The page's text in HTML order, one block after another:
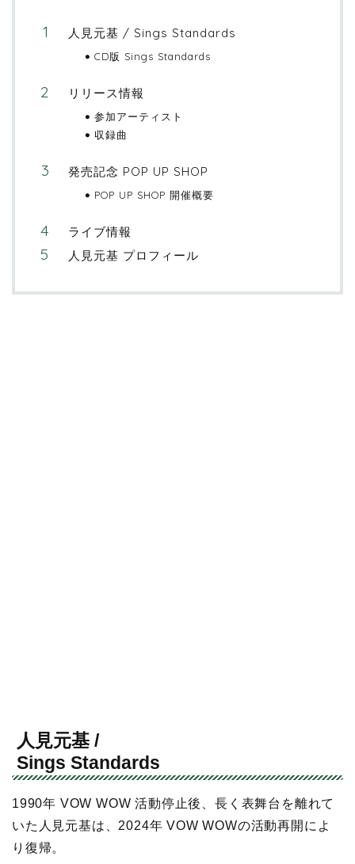
⼈⾒元基 / Sings Standards
CD版 Sings Standards
リリース情報
参加アーティスト
収録曲
発売記念 POP UP SHOP
POP UP SHOP 開催概要
ライブ情報
⼈⾒元基 プロフィール
⼈⾒元基 /
Sings Standards
1990年 VOW WOW 活動停止後、長く表舞台を離れて
いた人見元基は、2024年 VOW WOWの活動再開によ
り復帰。